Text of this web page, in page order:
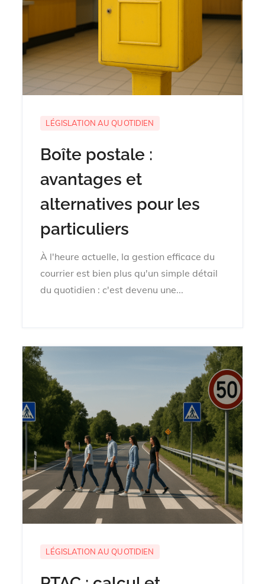
LÉGISLATION AU QUOTIDIEN
Boîte postale :
avantages et
alternatives pour les
particuliers
À l'heure actuelle, la gestion efficace du
courrier est bien plus qu'un simple détail
du quotidien : c'est devenu une...
LÉGISLATION AU QUOTIDIEN